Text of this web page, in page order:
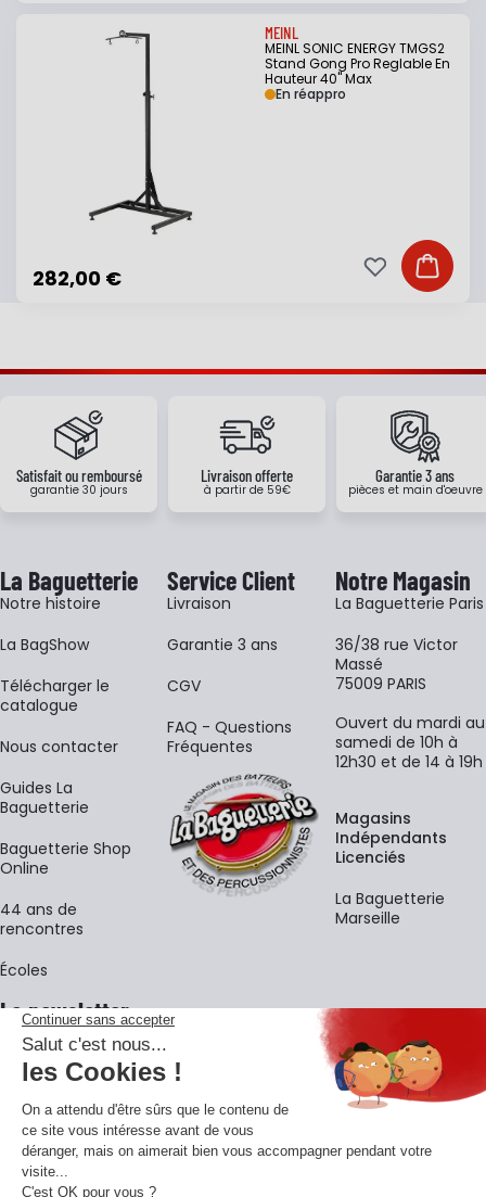
MEINL
MEINL SONIC ENERGY TMGS2
Stand Gong Pro Reglable En
Hauteur 40" Max
282,00 €
En réappro
Ajouter
Ajouter à ma
Satisfait ou remboursé
garantie 30 jours
Livraison offerte
à partir de 59€
Garantie 3 ans
pièces et main d'oeuvre
La Baguetterie
Notre histoire
La BagShow
​Télécharger le
catalogue
Nous contacter
Guides La
Baguetterie
Baguetterie Shop
Online
44 ans de
rencontres
Écoles
Service Client
Livraison
Garantie 3 ans
CGV
FAQ - Questions
Fréquentes
Notre Magasin
La Baguetterie Paris
36/38 rue Victor
Massé
75009 PARIS
Ouvert du mardi au
samedi de 10h à
12h30 et de 14 à 19h
Magasins
Indépendants
Licenciés
La Baguetterie
Marseille
La newsletter
Adresse e-mail
En vous inscrivant à notre newsletter, vous acceptez notrepolitique de
confidentialité.
Retrouvons-nous sur